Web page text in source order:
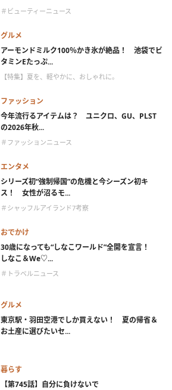
＃ビューティーニュース
グルメ
アーモンドミルク100％かき氷が絶品！ 池袋でビ
タミンEたっぷ...
【特集】夏を、軽やかに、おしゃれに。
ファッション
今年流行るアイテムは？ ユニクロ、GU、PLST
の2026年秋...
＃ファッションニュース
エンタメ
シリーズ初“強制帰国”の危機と今シーズン初キ
ス！ 女性が沼るモ...
＃シャッフルアイランド7考察
おでかけ
30歳になっても“しなこワールド”全開を宣言！
しなこ＆We♡...
＃トラベルニュース
グルメ
東京駅・羽田空港でしか買えない！ 夏の帰省＆
お土産に選びたいセ...
暮らす
【第745話】自分に負けないで